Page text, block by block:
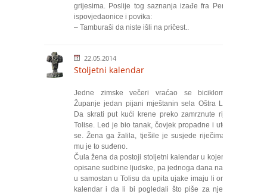
grijesima. Poslije tog saznanja izađe fra Pero iz
ispovjedaonice i povika:
– Tamburaši da niste išli na pričest..
22.05.2014
Stoljetni kalendar
Jedne zimske večeri vraćao se biciklom iz
Županje jedan pijani mještanin sela Oštra Luka.
Da skrati put kući krene preko zamrznute rijeke
Tolise. Led je bio tanak, čovjek propadne i utopio
se. Žena ga žalila, tješile je susjede riječima da
mu je to suđeno.
Čula žena da postoji stoljetni kalendar u kojem su
opisane sudbine ljudske, pa jednoga dana navrati
u samostan u Tolisu da upita ujake imaju li oni taj
kalendar i da li bi pogledali što piše za njezina